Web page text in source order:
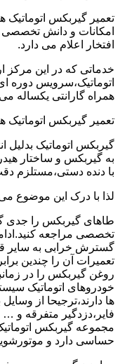
تعمیر گیربکس اتوماتیک
امکانات و دانش تخصصی
افتخار اعلام می دارد.
خدماتی که در این مرکز
اتوماتیک،سرویس دوره
همراه گارانتی یکساله
تعمیر گیربکس اتوماتیک
گیربکس اتوماتیک بدلیل
به گیربکس و ساختار
با دنده دستی،مستلزم
لذا با درک این موضوع
طاهای گیربکس را جدی
تخصصی مراجعه
گسترش خرابی به سایر
تعمیرات آن را چندین
روغن گیربکس را در
خودروهای اتوماتیک
ها دارند،ترجیحا از
فایر،دزدگیر متفرقه و …
مجموعه گیربکس
حساسی دارد و